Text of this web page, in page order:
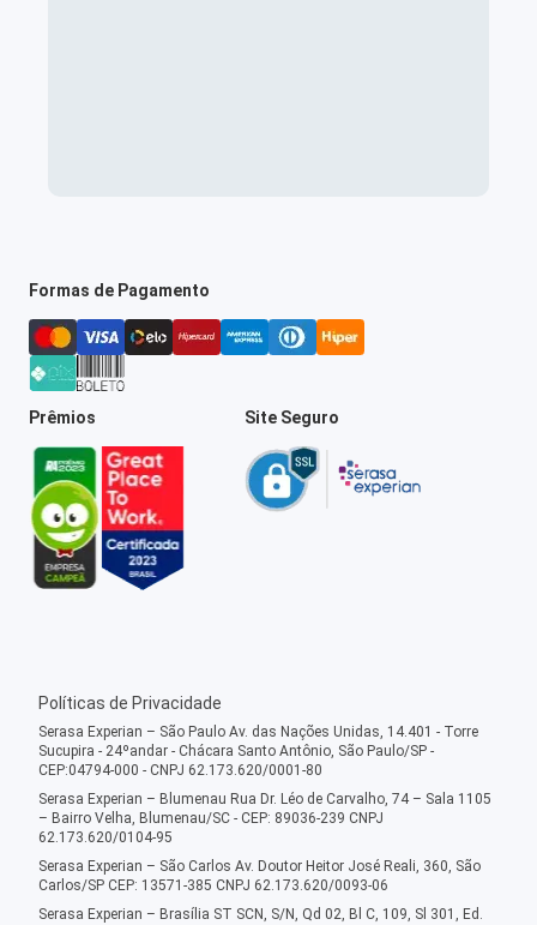
Formas de Pagamento
Prêmios Site Seguro
Políticas de Privacidade
Serasa Experian – São Paulo Av. das Nações Unidas, 14.401 - Torre
Sucupira - 24ºandar - Chácara Santo Antônio, São Paulo/SP -
CEP:04794-000 - CNPJ 62.173.620/0001-80
Serasa Experian – Blumenau Rua Dr. Léo de Carvalho, 74 – Sala 1105
– Bairro Velha, Blumenau/SC - CEP: 89036-239 CNPJ
62.173.620/0104-95
Serasa Experian – São Carlos Av. Doutor Heitor José Reali, 360, São
Carlos/SP CEP: 13571-385 CNPJ 62.173.620/0093-06
Serasa Experian – Brasília ST SCN, S/N, Qd 02, Bl C, 109, Sl 301, Ed.